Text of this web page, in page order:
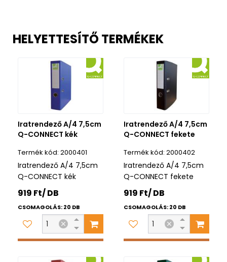
HELYETTESÍTŐ TERMÉKEK
Iratrendező A/4 7,5cm
Q-CONNECT kék
2000401
Iratrendező A/4 7,5cm
Q-CONNECT kék
919 Ft/ DB
CSOMAGOLÁS: 20 DB
Iratrendező A/4 7,5cm
Q-CONNECT fekete
2000402
Iratrendező A/4 7,5cm
Q-CONNECT fekete
919 Ft/ DB
CSOMAGOLÁS: 20 DB